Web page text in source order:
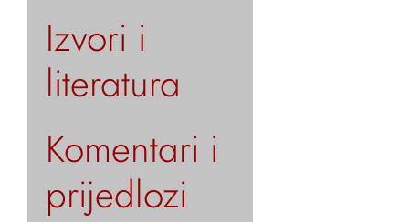
Izvori i
literatura
Komentari i
prijedlozi